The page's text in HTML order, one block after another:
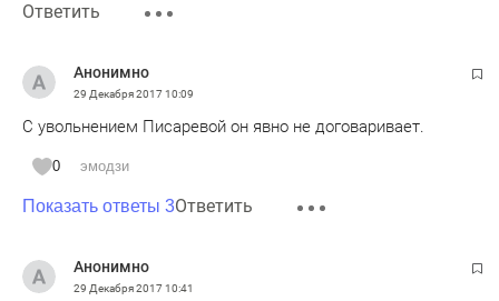
Ответить
Анонимно
29 Декабря 201710:09
С увольнением Писаревой он явно не договаривает.
0 эмодзи
Показать ответы 3Ответить
Анонимно
29 Декабря 201710:41